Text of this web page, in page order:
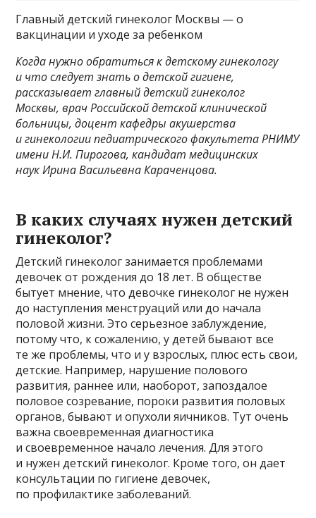
Главный детский гинеколог Москвы — о
вакцинации и уходе за ребенком
Когда нужно обратиться к детскому гинекологу
и что следует знать о детской гигиене,
рассказывает главный детский гинеколог
Москвы,врач Российской детской клинической
больницы,доцент кафедры акушерства
и гинекологии педиатрического факультета РНИМУ
имени Н.И. Пирогова,кандидат медицинских
наукИрина Васильевна Караченцова.
В каких случаях нужен детский
гинеколог?
Детский гинеколог занимается проблемами
девочек от рождения до 18 лет. В обществе
бытует мнение, что девочке гинеколог не нужен
до наступления менструаций или до начала
половой жизни. Это серьезное заблуждение,
потому что, к сожалению, у детей бывают все
те же проблемы, что и у взрослых, плюс есть свои,
детские. Например, нарушение полового
развития, раннее или, наоборот, запоздалое
половое созревание, пороки развития половых
органов, бывают и опухоли яичников. Тут очень
важна своевременная диагностика
и своевременное начало лечения. Для этого
и нужен детский гинеколог. Кроме того, он дает
консультации по гигиене девочек,
по профилактике заболеваний.